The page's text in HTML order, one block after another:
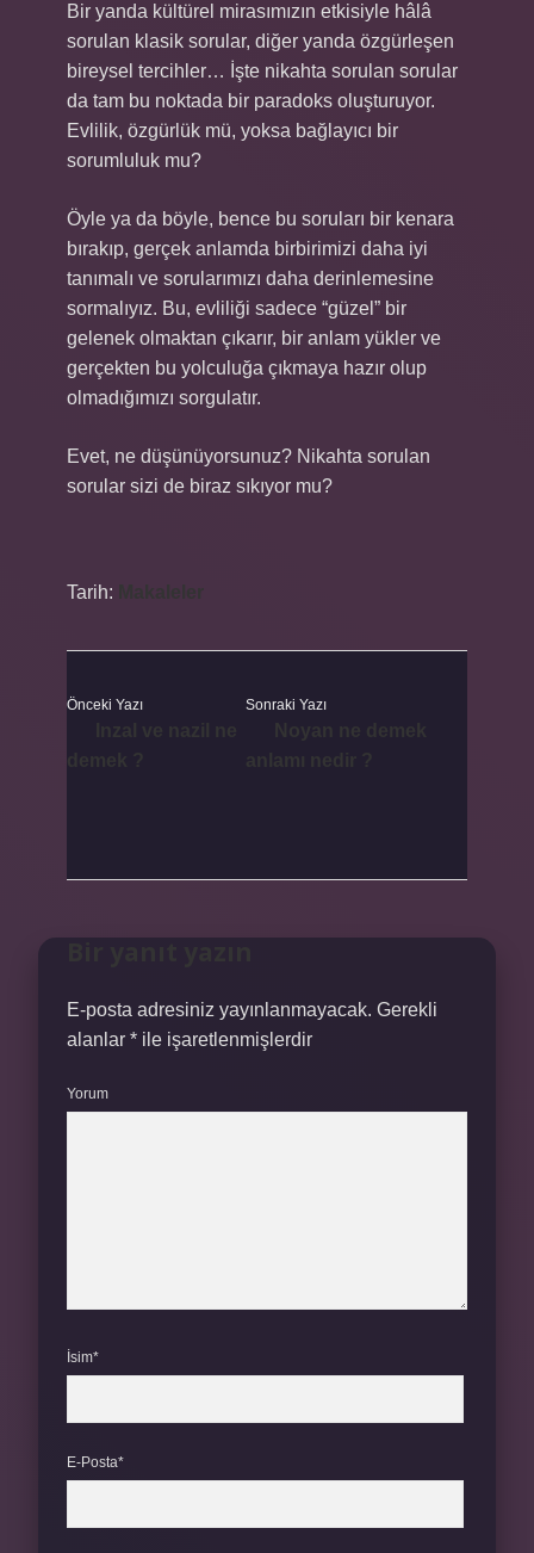
Bir yanda kültürel mirasımızın etkisiyle hâlâ
sorulan klasik sorular, diğer yanda özgürleşen
bireysel tercihler… İşte nikahta sorulan sorular
da tam bu noktada bir paradoks oluşturuyor.
Evlilik, özgürlük mü, yoksa bağlayıcı bir
sorumluluk mu?
Öyle ya da böyle, bence bu soruları bir kenara
bırakıp, gerçek anlamda birbirimizi daha iyi
tanımalı ve sorularımızı daha derinlemesine
sormalıyız. Bu, evliliği sadece “güzel” bir
gelenek olmaktan çıkarır, bir anlam yükler ve
gerçekten bu yolculuğa çıkmaya hazır olup
olmadığımızı sorgulatır.
Evet, ne düşünüyorsunuz? Nikahta sorulan
sorular sizi de biraz sıkıyor mu?
Tarih:
Önceki Yazı Sonraki Yazı
E-posta adresiniz yayınlanmayacak. Gerekli
alanlar * ile işaretlenmişlerdir
Yorum
İsim*
E-Posta*